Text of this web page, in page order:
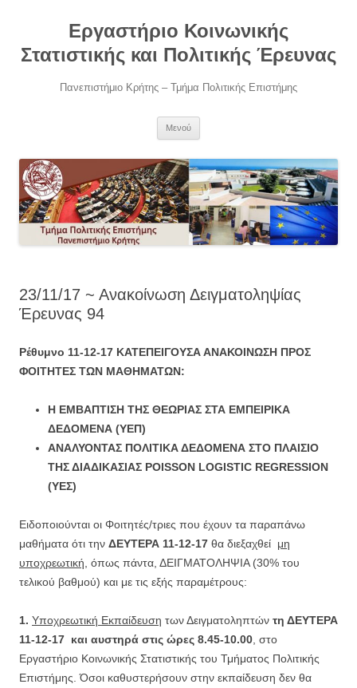
περιεχόμενοΕργαστήριο Κοινωνικής
Στατιστικής και Πολιτικής Έρευνας
Πανεπιστήμιο Κρήτης – Τμήμα Πολιτικής Επιστήμης
Μενού
23/11/17 ~ Ανακοίνωση Δειγματοληψίας
Έρευνας 94
Ρέθυμνο 11-12-17 ΚΑΤΕΠΕΙΓΟΥΣΑ ΑΝΑΚΟΙΝΩΣΗ ΠΡΟΣ
ΦΟΙΤΗΤΕΣ ΤΩΝ ΜΑΘΗΜΑΤΩΝ:
Η ΕΜΒΑΠΤΙΣΗ ΤΗΣ ΘΕΩΡΙΑΣ ΣΤΑ ΕΜΠΕΙΡΙΚΑ
ΔΕΔΟΜΕΝΑ (ΥΕΠ)
ΑΝΑΛΥΟΝΤΑΣ ΠΟΛΙΤΙΚΑ ΔΕΔΟΜΕΝΑ ΣΤΟ ΠΛΑΙΣΙΟ
ΤΗΣ ΔΙΑΔΙΚΑΣΙΑΣ POISSON LOGISTIC REGRESSION
(ΥΕΣ)
Ειδοποιούνται οι Φοιτητές/τριες που έχουν τα παραπάνω
μαθήματα ότι την ΔΕΥΤΕΡΑ 11-12-17 θα διεξαχθεί μη
υποχρεωτική, όπως πάντα, ΔΕΙΓΜΑΤΟΛΗΨΙΑ (30% του
τελικού βαθμού) και με τις εξής παραμέτρους:
1. Υποχρεωτική Εκπαίδευση των Δειγματοληπτών τη ΔΕΥΤΕΡΑ
11-12-17 και αυστηρά στις ώρες 8.45-10.00, στο
Εργαστήριο Κοινωνικής Στατιστικής του Τμήματος Πολιτικής
Επιστήμης. Όσοι καθυστερήσουν στην εκπαίδευση δεν θα